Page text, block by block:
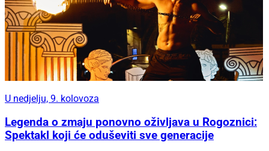
U nedjelju, 9. kolovoza
Legenda o zmaju ponovno oživljava u Rogoznici:
Spektakl koji će oduševiti sve generacije